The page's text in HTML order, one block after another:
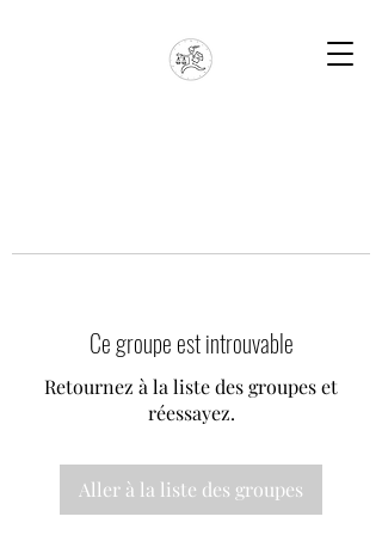
Ce groupe est introuvable
Retournez à la liste des groupes et
réessayez.
Aller à la liste des groupes